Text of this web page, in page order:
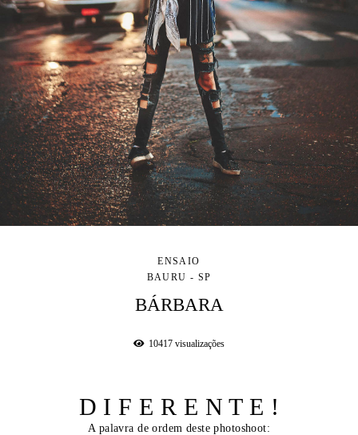
ENSAIO
BAURU - SP
BÁRBARA
10417 visualizações
D I F E R E N T E !
A palavra de ordem deste photoshoot: